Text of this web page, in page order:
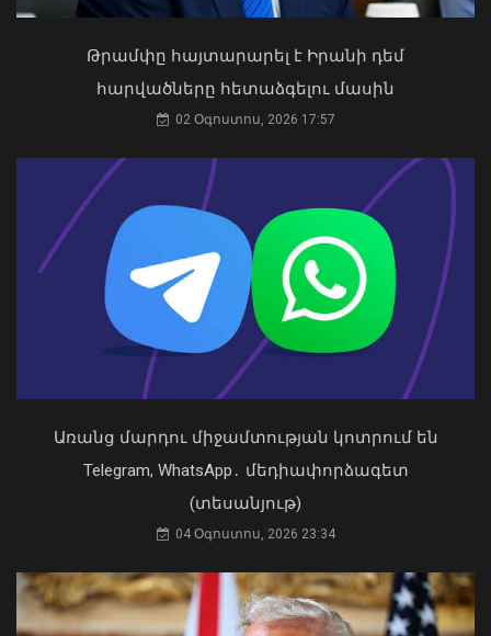
Դաշտավան գյուղում ծեծկռտուքի
մասնակիցները քարեր ու մահակներ
են կիրառել․ ՆԳՆ պարզաբանումը
09 Օգոստոս, 2026 13:36
Կաթողիկոսը պետք է օրենքի առաջ
կանգնի, եթե հանցանք է գործել, կամ
արտաքին ազդեցության գործակալ
դարձել. աստվածաբան
07 Օգոստոս, 2026 17:03
«Ուժեղ Հայաստան»-ը դեմ է
քվեարկելու ԱԺ նախագահի
թեկնածությանը
03 Օգոստոս, 2026 13:13
Թրամփը հայտարարել է Իրանի դեմ
հարվածները հետաձգելու մասին
02 Օգոստոս, 2026 17:57
Առանց մարդու միջամտության կոտրում են
Telegram, WhatsApp․ մեդիափորձագետ
(տեսանյութ)
04 Օգոստոս, 2026 23:34